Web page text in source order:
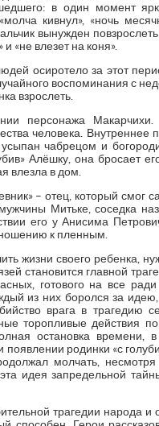
в один момент
кивнул», «ночь
вынужден
«не влезет на коня».
осиротело за этот
воспоминания с
взрослеть.
персонажа Макарчихи.
человека. Внутреннее
чабрецом и
Алёшку, она бросает
влезла в дом.
– отец, который смог
Митьке, соседка
его у Анисима
к пленным.
жизни своего ребенка,
становится главной
готового на все
из них боролся за
врага в трагедию
торопливые действия
остановка
родинки «с
молчать,
идея запредельной
трагедии народа